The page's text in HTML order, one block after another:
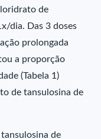
de
dia. Das 3 doses
prolongada
a proporção
(Tabela 1)
de tansulosina de
de